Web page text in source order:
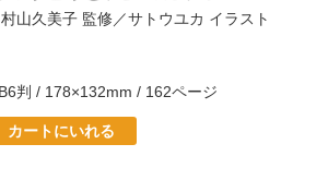
村山久美子 監修／サトウユカ イラスト
判 / 178×132mm / 162ページ
カートにいれる